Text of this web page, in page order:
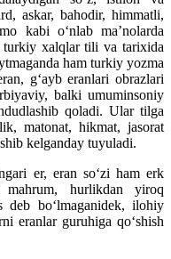
askar, bahodir, himmatli,
kabi oʻnlab maʼnolarda
turkiy xalqlar tili va tarixida
ham turkiy yozma
gʻayb eranlari obrazlari
balki umuminsoniy
qoladi. Ular tilga
matonat, hikmat, jasorat
kelganday tuyuladi.
er, eran soʻzi ham erk
mahrum, hurlikdan yiroq
deb boʻlmaganidek, ilohiy
eranlar guruhiga qoʻshish